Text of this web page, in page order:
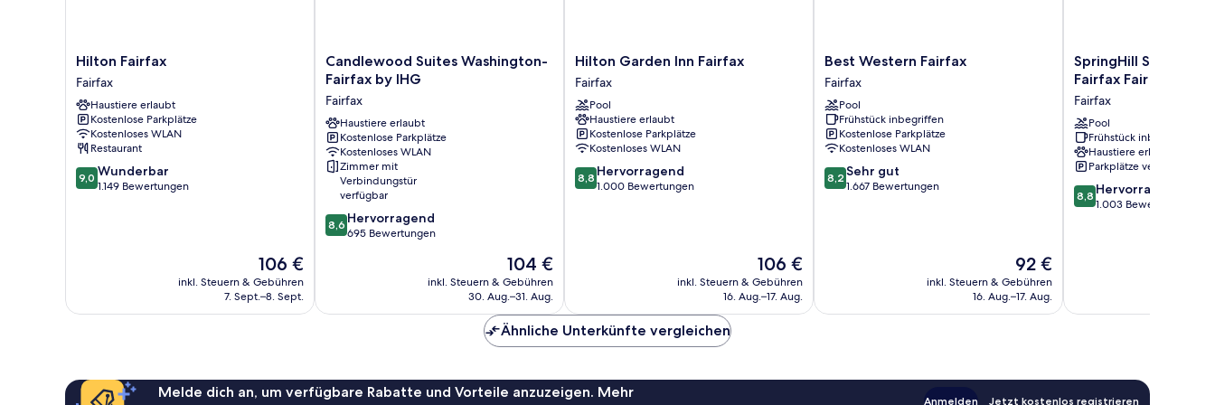
Hilton
Fairfax
Fairfax
Hilton Fairfax
Fairfax
Haustiere erlaubt
Kostenlose Parkplätze
Kostenloses WLAN
Restaurant
9.0
von
9,0 Wunderbar
1.149 Bewertungen
Der
Preis
beträgt
106 €
inkl. Steuern & Gebühren
7. Sept.–8. Sept.
Candlewood
Suites
Washington-
Fairfax
by
IHG
Fairfax
Candlewood Suites Washington-
Fairfax by IHG
Fairfax
Haustiere erlaubt
Kostenlose Parkplätze
Kostenloses WLAN
Zimmer mit
Verbindungstür
verfügbar
8.6
von
8,6 Hervorragend
695 Bewertungen
Der
Preis
beträgt
104 €
inkl. Steuern & Gebühren
30. Aug.–31. Aug.
Hilton
Garden
Inn
Fairfax
Fairfax
Hilton Garden Inn Fairfax
Fairfax
Pool
Haustiere erlaubt
Kostenlose Parkplätze
Kostenloses WLAN
8.8
von
8,8 Hervorragend
1.000 Bewertungen
Der
Preis
beträgt
106 €
inkl. Steuern & Gebühren
16. Aug.–17. Aug.
Best
Western
Fairfax
Fairfax
Best Western Fairfax
Fairfax
Pool
Frühstück inbegriffen
Kostenlose Parkplätze
Kostenloses WLAN
8.2
von
8,2 Sehr gut
1.667 Bewertungen
Der
Preis
beträgt
92 €
inkl. Steuern & Gebühren
16. Aug.–17. Aug.
SpringHill
Suites
Marriott
Fairfax
Fair
Oaks
Fairfax
SpringHill Suites by
Fairfax Fair Oaks
Fairfax
Pool
Frühstück inbegriffen
Haustiere erlaubt
Parkplätze verfügbar
8.8
von
8,8 Hervorragend
1.003 Bewertungen
Ähnliche Unterkünfte vergleichen
Melde dich an, um verfügbare Rabatte und Vorteile anzuzeigen. Mehr
Anmelden Jetzt kostenlos registrieren